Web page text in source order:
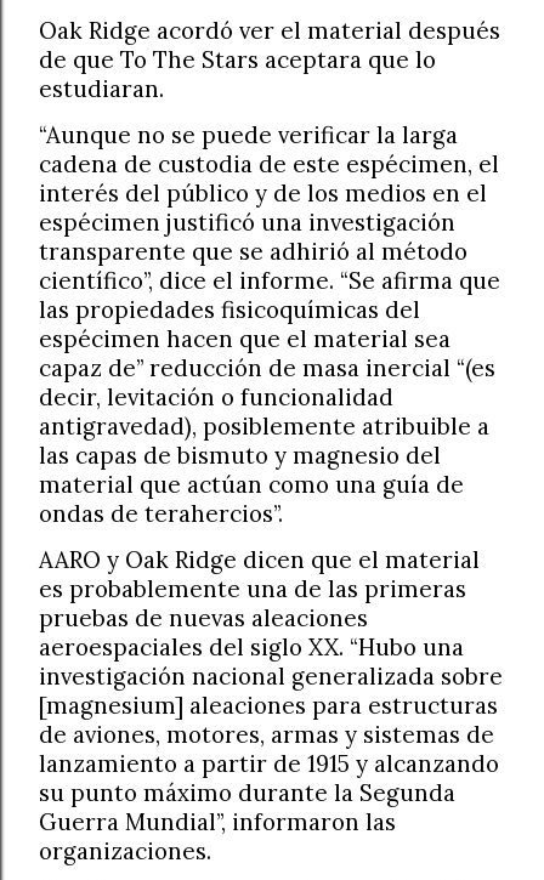
Oak Ridge acordó ver el material después
de que To The Stars aceptara que lo
estudiaran.
“Aunque no se puede verificar la larga
cadena de custodia de este espécimen, el
interés del público y de los medios en el
espécimen justificó una investigación
transparente que se adhirió al método
científico”, dice el informe. “Se afirma que
las propiedades fisicoquímicas del
espécimen hacen que el material sea
capaz de” reducción de masa inercial “(es
decir, levitación o funcionalidad
antigravedad), posiblemente atribuible a
las capas de bismuto y magnesio del
material que actúan como una guía de
ondas de terahercios”.
AARO y Oak Ridge dicen que el material
es probablemente una de las primeras
pruebas de nuevas aleaciones
aeroespaciales del siglo XX. “Hubo una
investigación nacional generalizada sobre
[magnesium] aleaciones para estructuras
de aviones, motores, armas y sistemas de
lanzamiento a partir de 1915 y alcanzando
su punto máximo durante la Segunda
Guerra Mundial”, informaron las
organizaciones.